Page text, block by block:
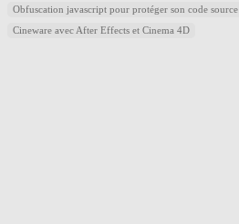
Obfuscation javascript pour protéger son code source
Cineware avec After Effects et Cinema 4D